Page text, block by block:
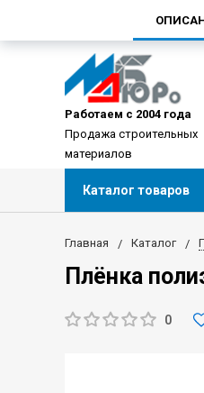
Работаем с 2004 года
Продажа строительных
материалов
Каталог товаров
Главная Каталог
Плёнка
0